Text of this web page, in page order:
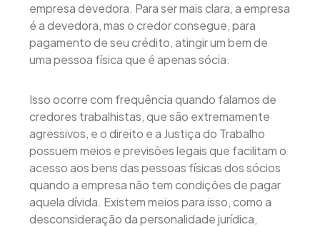
empresa devedora. Para ser mais clara, a empresa
é a devedora, mas o credor consegue, para
pagamento de seu crédito, atingir um bem de
uma pessoa física que é apenas sócia.
Isso ocorre com frequência quando falamos de
credores trabalhistas, que são extremamente
agressivos, e o direito e a Justiça do Trabalho
possuem meios e previsões legais que facilitam o
acesso aos bens das pessoas físicas dos sócios
quando a empresa não tem condições de pagar
aquela dívida. Existem meios para isso, como a
desconsideração da personalidade jurídica,